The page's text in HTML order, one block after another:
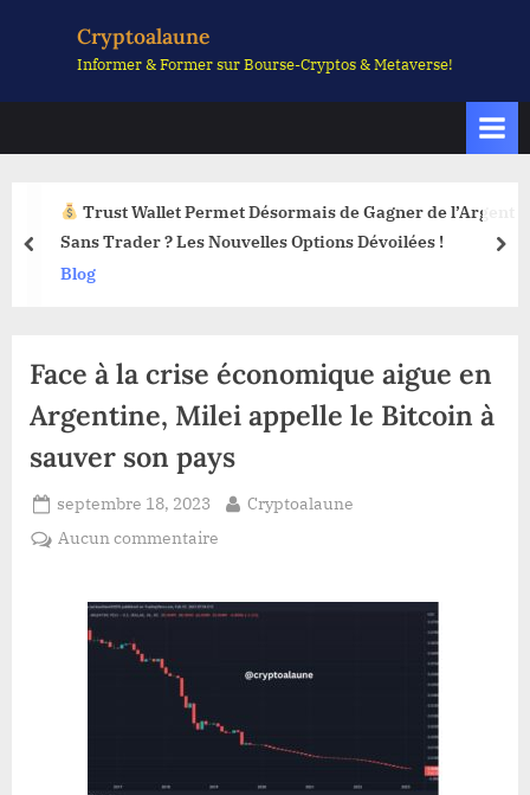
Cryptoalaune
Informer & Former sur Bourse-Cryptos & Metaverse!
Trust Wallet Permet Désormais de Gagner de l’Argent
Sans Trader ? Les Nouvelles Options Dévoilées !
Blog
prev
Face à la crise économique aigue en
Argentine, Milei appelle le Bitcoin à
sauver son pays
Posted
on
septembre 18, 2023 By
Cryptoalaune
Aucun commentaire
la
économique
en
Argentine,
Milei